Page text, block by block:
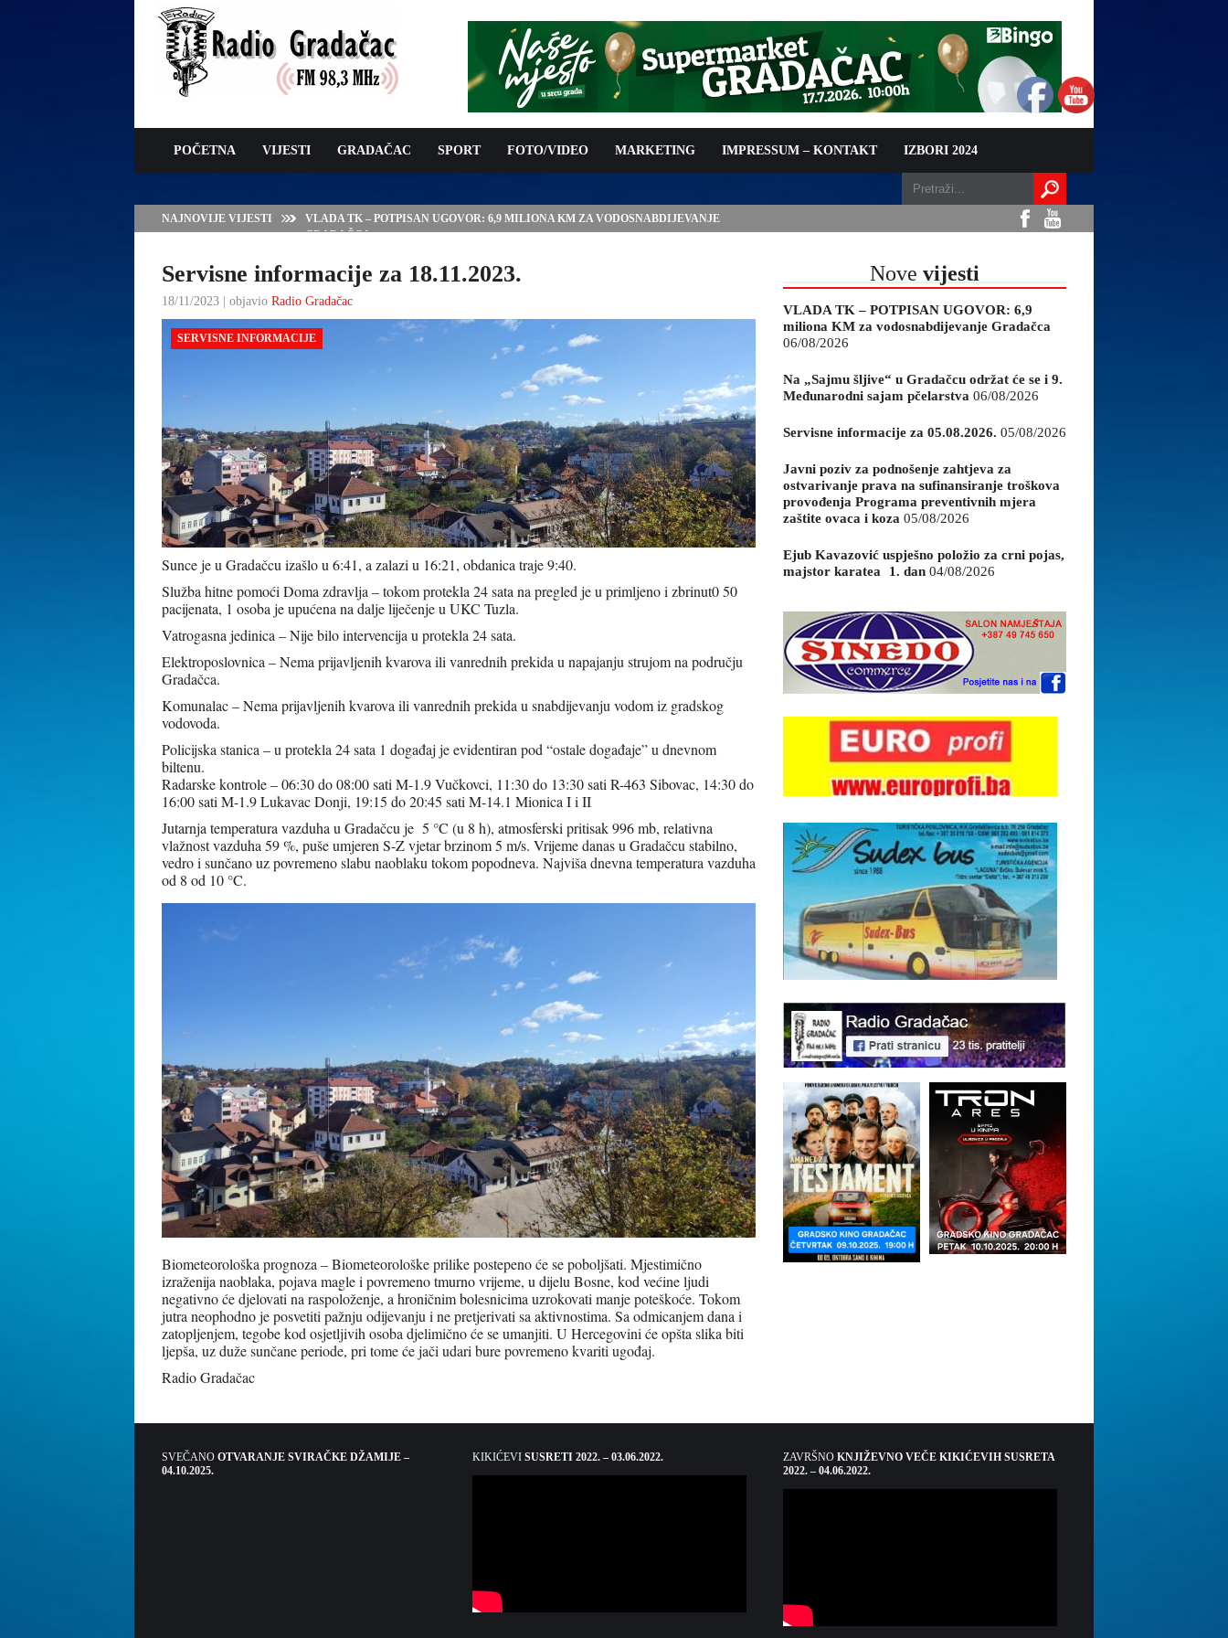
POČETNA VIJESTI GRADAČAC SPORT FOTO/VIDEO MARKETING IMPRESSUM – KONTAKT IZBORI 2024
NAJNOVIJE VIJESTI
VLADA TK – POTPISAN UGOVOR: 6,9 MILIONA KM ZA VODOSNABDIJEVANJE
GRADAČCA
Servisne informacije za 18.11.2023.
18/11/2023 | objavio Radio Gradačac
SERVISNE INFORMACIJE
Sunce je u Gradačcu izašlo u 6:41, a zalazi u 16:21, obdanica traje 9:40.
Služba hitne pomoći Doma zdravlja – tokom protekla 24 sata na pregled je u primljeno i zbrinut0 50
pacijenata, 1 osoba je upućena na dalje liječenje u UKC Tuzla.
Vatrogasna jedinica – Nije bilo intervencija u protekla 24 sata.
Elektroposlovnica – Nema prijavljenih kvarova ili vanrednih prekida u napajanju strujom na području
Gradačca.
Komunalac – Nema prijavljenih kvarova ili vanrednih prekida u snabdijevanju vodom iz gradskog
vodovoda.
Policijska stanica – u protekla 24 sata 1 događaj je evidentiran pod “ostale događaje” u dnevnom
biltenu.
Radarske kontrole – 06:30 do 08:00 sati M-1.9 Vučkovci, 11:30 do 13:30 sati R-463 Sibovac, 14:30 do
16:00 sati M-1.9 Lukavac Donji, 19:15 do 20:45 sati M-14.1 Mionica I i II
Jutarnja temperatura vazduha u Gradačcu je 5 °C (u 8 h), atmosferski pritisak 996 mb, relativna
vlažnost vazduha 59 %, puše umjeren S-Z vjetar brzinom 5 m/s. Vrijeme danas u Gradačcu stabilno,
vedro i sunčano uz povremeno slabu naoblaku tokom popodneva. Najviša dnevna temperatura vazduha
od 8 od 10 °C.
Biometeorološka prognoza – Biometeorološke prilike postepeno će se poboljšati. Mjestimično
izraženija naoblaka, pojava magle i povremeno tmurno vrijeme, u dijelu Bosne, kod većine ljudi
negativno će djelovati na raspoloženje, a hroničnim bolesnicima uzrokovati manje poteškoće. Tokom
jutra neophodno je posvetiti pažnju odijevanju i ne pretjerivati sa aktivnostima. Sa odmicanjem dana i
zatopljenjem, tegobe kod osjetljivih osoba djelimično će se umanjiti. U Hercegovini će opšta slika biti
ljepša, uz duže sunčane periode, pri tome će jači udari bure povremeno kvariti ugođaj.
Radio Gradačac
Nove vijesti
VLADA TK – POTPISAN UGOVOR: 6,9
miliona KM za vodosnabdijevanje Gradačca
06/08/2026
Na „Sajmu šljive“ u Gradačcu održat će se i 9.
Međunarodni sajam pčelarstva 06/08/2026
Servisne informacije za 05.08.2026. 05/08/2026
Javni poziv za podnošenje zahtjeva za
ostvarivanje prava na sufinansiranje troškova
provođenja Programa preventivnih mjera
zaštite ovaca i koza 05/08/2026
Ejub Kavazović uspješno položio za crni pojas,
majstor karatea 1. dan 04/08/2026
SVEČANO OTVARANJE SVIRAČKE DŽAMIJE –
04.10.2025.
KIKIĆEVI SUSRETI 2022. – 03.06.2022. ZAVRŠNO KNJIŽEVNO VEČE KIKIĆEVIH SUSRETA
2022. – 04.06.2022.